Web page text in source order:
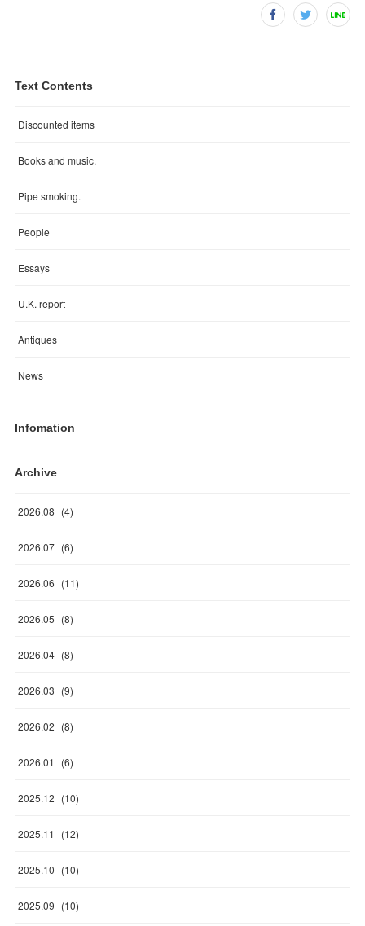
Text Contents
Discounted items
Books and music.
Pipe smoking.
People
Essays
U.K. report
Antiques
News
Infomation
Archive
2026.08 (4)
2026.07 (6)
2026.06 (11)
2026.05 (8)
2026.04 (8)
2026.03 (9)
2026.02 (8)
2026.01 (6)
2025.12 (10)
2025.11 (12)
2025.10 (10)
2025.09 (10)